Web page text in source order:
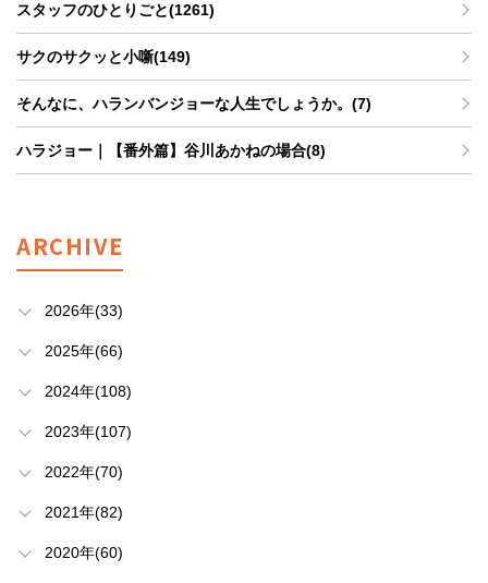
スタッフのひとりごと(1261)
サクのサクッと小噺(149)
そんなに、ハランバンジョーな人生でしょうか。(7)
ハラジョー｜【番外篇】谷川あかねの場合(8)
ARCHIVE
2026年(33)
2025年(66)
2024年(108)
2023年(107)
2022年(70)
2021年(82)
2020年(60)